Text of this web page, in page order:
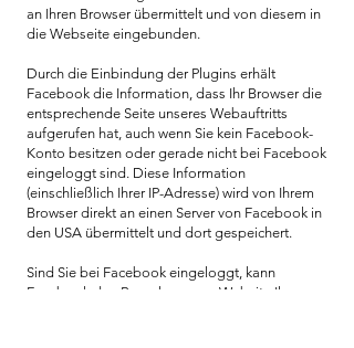
an Ihren Browser übermittelt und von diesem in
die Webseite eingebunden.
Durch die Einbindung der Plugins erhält
Facebook die Information, dass Ihr Browser die
entsprechende Seite unseres Webauftritts
aufgerufen hat, auch wenn Sie kein Facebook-
Konto besitzen oder gerade nicht bei Facebook
eingeloggt sind. Diese Information
(einschließlich Ihrer IP-Adresse) wird von Ihrem
Browser direkt an einen Server von Facebook in
den USA übermittelt und dort gespeichert.
Sind Sie bei Facebook eingeloggt, kann
Facebook den Besuch unserer Website Ihrem